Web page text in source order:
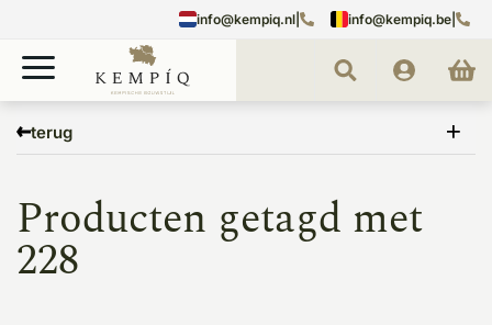
info@kempiq.nl info@kempiq.be
terug
228
Producten getagd met
228